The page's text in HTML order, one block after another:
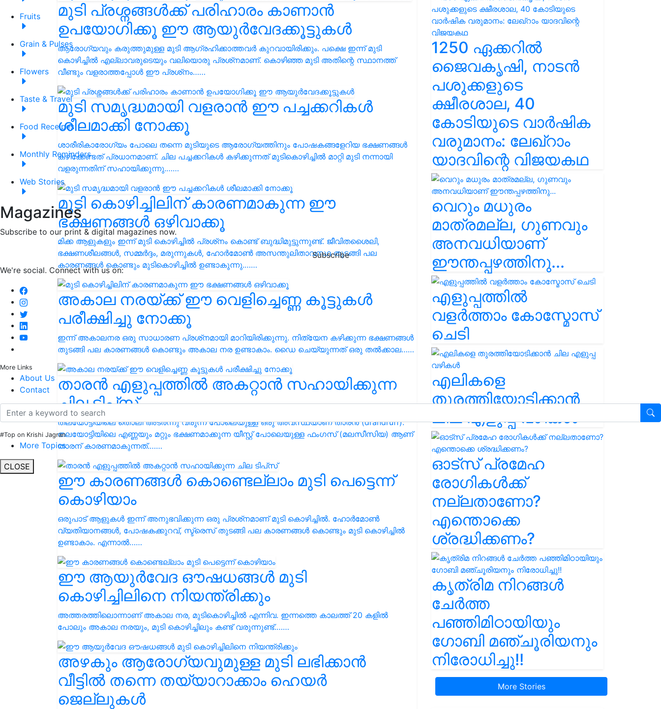
Fruits
Grain & Pulses
Flowers
Taste & Travel
Food Receipes
Monthly Reminders
Web Stories
Magazines
Subscribe to our print & digital magazines now.
Subscribe
We're social. Connect with us on:
More Links
About Us
Contact
#Top on Krishi Jagran
More Topics
CLOSE
മുടി പ്രശ്നങ്ങള്‍ക്ക് പരിഹാരം കാണാൻ
ഉപയോഗിക്കൂ ഈ ആയുര്‍വേദക്കൂട്ടുകള്‍
ആരോഗ്യവും കരുത്തുമുള്ള മുടി ആഗ്രഹിക്കാത്തവർ കുറവായിരിക്കും. പക്ഷെ ഇന്ന് മുടി
കൊഴിച്ചിൽ എല്ലാവരുടെയും വലിയൊരു പ്രശ്‌നമാണ്. കൊഴിഞ്ഞ മുടി അതിന്റെ സ്ഥാനത്ത്
വീണ്ടും വളരാത്തപ്പോള്‍ ഈ പ്രശ്‌നം……
മുടി സമൃദ്ധമായി വളരാൻ ഈ പച്ചക്കറികൾ
ശീലമാക്കി നോക്കൂ
ശാരീരികാരോഗ്യം പോലെ തന്നെ മുടിയുടെ ആരോഗ്യത്തിനും പോഷകങ്ങളേറിയ ഭക്ഷണങ്ങൾ
കഴിക്കേണ്ടത് പ്രധാനമാണ്. ചില പച്ചക്കറികള്‍ കഴിക്കുന്നത് മുടികൊഴിച്ചിൽ മാറ്റി മുടി നന്നായി
വളരുന്നതിന് സഹായിക്കുന്നു.……
മുടി കൊഴിച്ചിലിന് കാരണമാകുന്ന ഈ
ഭക്ഷണങ്ങള്‍ ഒഴിവാക്കൂ
മിക്ക ആളുകളും ഇന്ന് മുടി കൊഴിച്ചില്‍ പ്രശ്‌നം കൊണ്ട് ബുദ്ധിമുട്ടുന്നുണ്ട്. ജീവിതശൈലി,
ഭക്ഷണശീലങ്ങള്‍, സമ്മര്‍ദ്ദം, മരുന്നുകള്‍, ഹോര്‍മോണ്‍ അസന്തുലിതാവസ്ഥ തുടങ്ങി പല
കാരണങ്ങൾ കൊണ്ടും മുടികൊഴിച്ചില്‍ ഉണ്ടാകുന്നു.……
അകാല നരയ്ക്ക് ഈ വെളിച്ചെണ്ണ കൂട്ടുകൾ
പരീക്ഷിച്ചു നോക്കൂ
ഇന്ന് അകാലനര ഒരു സാധാരണ പ്രശ്‌നമായി മാറിയിരിക്കുന്നു. നിത്യേന കഴിക്കുന്ന ഭക്ഷണങ്ങൾ
തുടങ്ങി പല കാരണങ്ങൾ കൊണ്ടും അകാല നര ഉണ്ടാകാം. ഡൈ ചെയ്യുന്നത് ഒരു തൽക്കാല……
താരൻ എളുപ്പത്തിൽ അകറ്റാൻ സഹായിക്കുന്ന
ചില ടിപ്‌സ്
തലയോട്ടിയിലെ തൊലി അടർന്നു വരുന്ന പോലെയുള്ള ഒരു അവസ്ഥയാണ് താരൻ (drandruff).
തലയോട്ടിയിലെ എണ്ണയും മറ്റും ഭക്ഷണമാക്കുന്ന യീസ്റ്റ് പോലെയുള്ള ഫംഗസ് (മലസീസിയ) ആണ്
താരന് കാരണമാകുന്നത്.……
ഈ കാരണങ്ങൾ കൊണ്ടെല്ലാം മുടി പെട്ടെന്ന്
കൊഴിയാം
ഒരുപാട് ആളുകൾ ഇന്ന് അനുഭവിക്കുന്ന ഒരു പ്രശ്‌നമാണ് മുടി കൊഴിച്ചിൽ. ഹോര്‍മോണ്‍
വ്യതിയാനങ്ങള്‍, പോഷകക്കുറവ്, സ്ട്രെസ് തുടങ്ങി പല കാരണങ്ങൾ കൊണ്ടും മുടി കൊഴിച്ചിൽ
ഉണ്ടാകാം. എന്നാല്‍……
ഈ ആയുർവേദ ഔഷധങ്ങൾ മുടി
കൊഴിച്ചിലിനെ നിയന്ത്രിക്കും
അത്തരത്തിലൊന്നാണ് അകാല നര, മുടികൊഴിച്ചിൽ എന്നിവ. ഇന്നത്തെ കാലത്ത് 20 കളിൽ
പോലും അകാല നരയും, മുടി കൊഴിച്ചിലും കണ്ട് വരുന്നുണ്ട്.……
അഴകും ആരോഗ്യവുമുള്ള മുടി ലഭിക്കാൻ
വീട്ടിൽ തന്നെ തയ്യാറാക്കാം ഹെയർ
ജെല്ലുകൾ
1250 ഏക്കറിൽ
ജൈവകൃഷി, നാടൻ
പശുക്കളുടെ
ക്ഷീരശാല, 40
കോടിയുടെ വാർഷിക
വരുമാനം: ലേഖ്‌റാം
യാദവിന്റെ വിജയകഥ
വെറും മധുരം
മാത്രമല്ല, ഗുണവും
അനവധിയാണ്
ഈന്തപ്പഴത്തിനു...
എളുപ്പത്തിൽ
വളർത്താം കോസ്മോസ്
ചെടി
എലികളെ
തുരത്തിയോടിക്കാൻ
ചില എളുപ്പ വഴികൾ
ഓട്സ് പ്രമേഹ
രോഗികൾക്ക്
നല്ലതാണോ?
എന്തൊക്കെ
ശ്രദ്ധിക്കണം?
കൃത്രിമ നിറങ്ങൾ
ചേർത്ത
പഞ്ഞിമിഠായിയും
ഗോബി മഞ്ചൂരിയനും
നിരോധിച്ചു!!
More Stories